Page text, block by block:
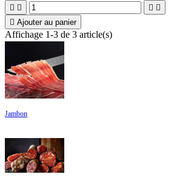
   
 Ajouter au panier
Affichage 1-3 de 3 article(s)
Jambon